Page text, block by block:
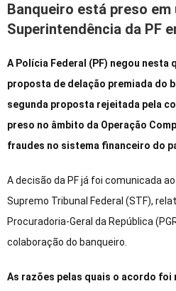
Banqueiro está preso em
Superintendência da PF
A Polícia Federal (PF) negou nesta
proposta de delação premiada do
segunda proposta rejeitada pela
preso no âmbito da Operação
fraudes no sistema financeiro do
A decisão da PF já foi comunicada
Supremo Tribunal Federal (STF),
Procuradoria-Geral da República
colaboração do banqueiro.
As razões pelas quais o acordo